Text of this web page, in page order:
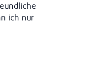
ich nur